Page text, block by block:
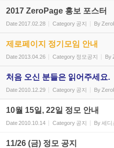
2017 ZeroPage 홍보 포스터
Date2017.02.28 Category 공지 By
제로페이지 정기모임 안내
Date2013.04.26 Category 정모공지 By
처음 오신 분들은 읽어주세요.
Date2010.12.29 Category 공지 By
10월 15일, 22일 정모 안내
Date2010.10.14 Category 공지 By세디
11/26 (금) 정모 공지